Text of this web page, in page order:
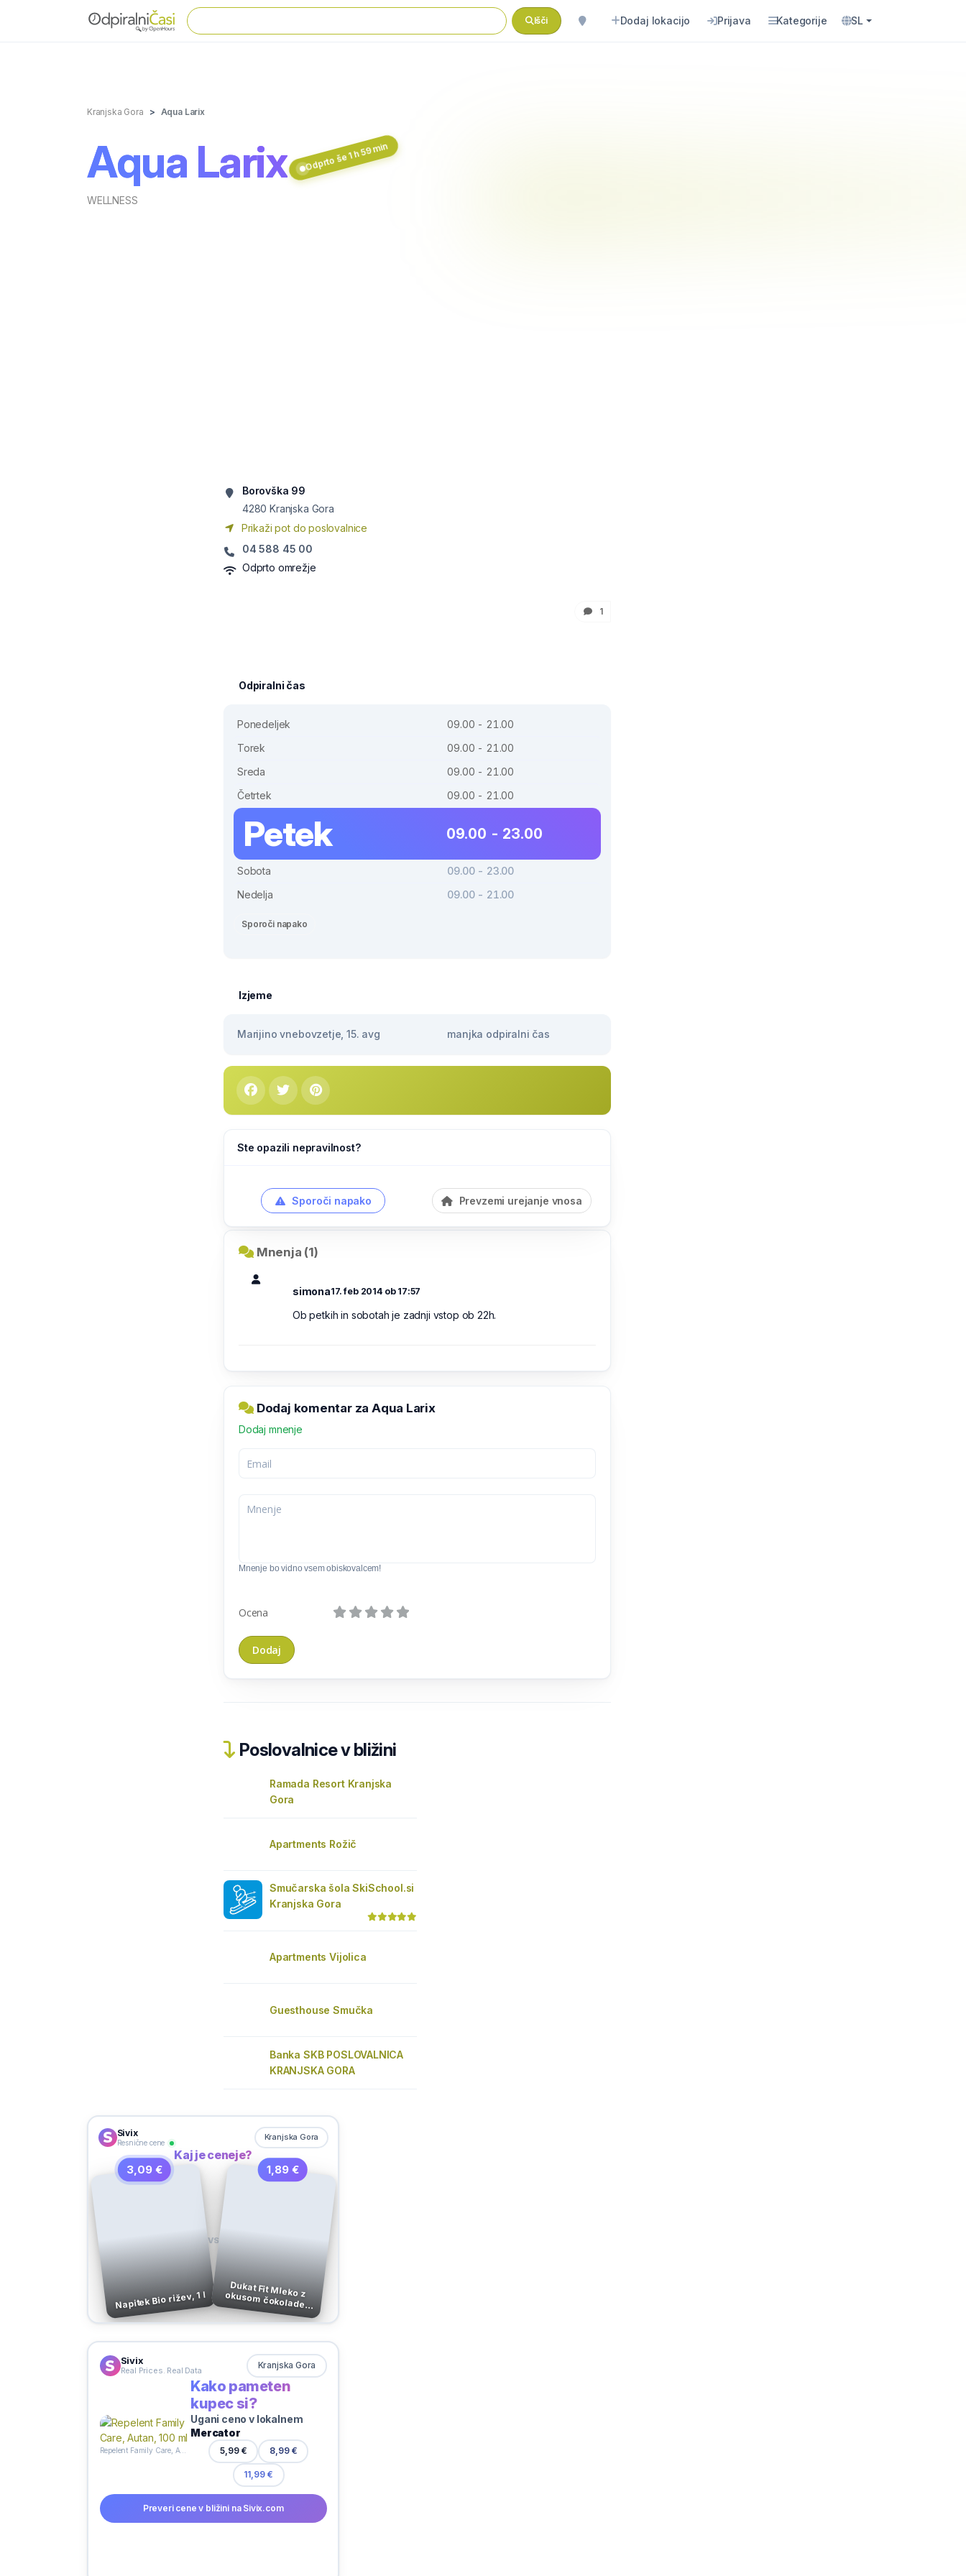
Išči Dodaj lokacijo Prijava Kategorije SL
Kranjska Gora Aqua Larix
Aqua Larix
WELLNESS
Odprto še 1 h 59 min
Borovška 99
4280 Kranjska Gora
Prikaži pot do poslovalnice
04 588 45 00
Odprto omrežje
1
Odpiralni čas
Ponedeljek
09.00 - 21.00
Torek
09.00 - 21.00
Sreda
09.00 - 21.00
Četrtek
09.00 - 21.00
Petek 09.00 - 23.00
Sobota
09.00 - 23.00
Nedelja
09.00 - 21.00
Sporoči napako
Izjeme
Marijino vnebovzetje, 15. avg manjka odpiralni čas
Ste opazili nepravilnost?
Sporoči napako Prevzemi urejanje vnosa
Mnenja (1)
simona17. feb 2014 ob 17:57
Ob petkih in sobotah je zadnji vstop ob 22h.
Dodaj komentar za Aqua Larix
Dodaj mnenje
Mnenje bo vidno vsem obiskovalcem!
Ocena
Poslovalnice v bližini
Ramada Resort Kranjska
Gora
Apartments Rožič
Smučarska šola SkiSchool.si
Kranjska Gora
Apartments Vijolica
Guesthouse Smučka
Banka SKB POSLOVALNICA
KRANJSKA GORA
Sivix
Resnične cene
Kranjska Gora
Kaj je ceneje?
3,09 €
Napitek Bio rižev, 1 l
VS
1,89 €
Dukat Fit Mleko z okusom čokolade,
500 ml
Sivix
Real Prices. Real Data Kranjska Gora
Kako pameten
kupec si?
Ugani ceno v lokalnem
Mercator
5,99 € 8,99 €
11,99 €
Preveri cene v bližini na Sivix.com